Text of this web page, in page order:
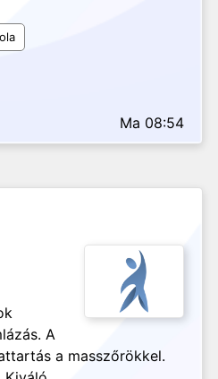
Ma 08:54
A
a masszőrökkel.